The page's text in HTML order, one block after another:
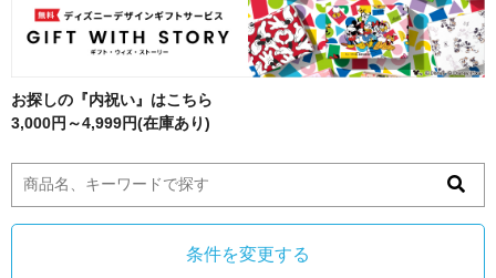
お探しの『内祝い』はこちら
3,000円～4,999円(在庫あり)
条件を変更する